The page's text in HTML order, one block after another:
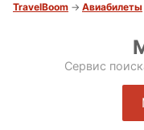
TravelBoom → Авиабилеты
Сервис